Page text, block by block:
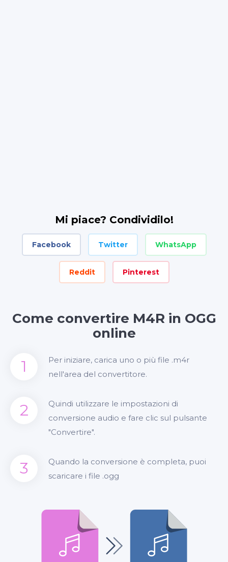
Mi piace? Condividilo!
Facebook Twitter WhatsApp
Reddit Pinterest
Come convertire M4R in OGG
online
1
Per iniziare, carica uno o più file .m4r
nell'area del convertitore.
2
Quindi utilizzare le impostazioni di
conversione audio e fare clic sul pulsante
"Convertire".
3
Quando la conversione è completa, puoi
scaricare i file .ogg